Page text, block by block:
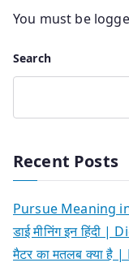
You must be
Search
Recent Posts
Pursue Meaning
डाई मीनिंग इन हिंदी
मैटर का मतलब क्या